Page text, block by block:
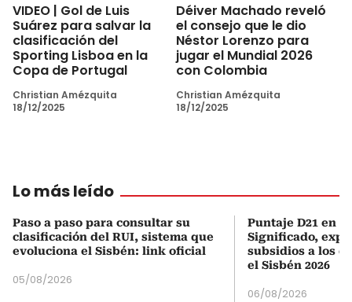
VIDEO | Gol de Luis
Suárez para salvar la
clasificación del
Sporting Lisboa en la
Copa de Portugal
Christian Amézquita
18/12/2025
Déiver Machado reveló
el consejo que le dio
Néstor Lorenzo para
jugar el Mundial 2026
con Colombia
Christian Amézquita
18/12/2025
Lo más leído
Paso a paso para consultar su
clasificación del RUI, sistema que
evoluciona el Sisbén: link oficial
05/08/2026
Puntaje D21 en
Significado,
subsidios a los
el Sisbén 2026
06/08/2026